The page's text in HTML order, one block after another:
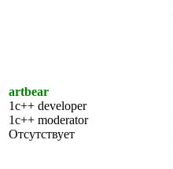
artbear
1c++ developer
1c++ moderator
Отсутствует